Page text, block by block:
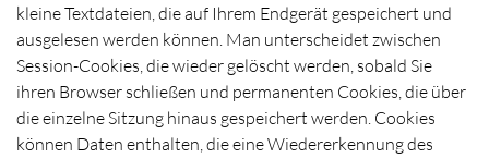
kleine Textdateien, die auf Ihrem Endgerät gespeichert und
ausgelesen werden können. Man unterscheidet zwischen
Session-Cookies, die wieder gelöscht werden, sobald Sie
ihren Browser schließen und permanenten Cookies, die über
die einzelne Sitzung hinaus gespeichert werden. Cookies
können Daten enthalten, die eine Wiedererkennung des